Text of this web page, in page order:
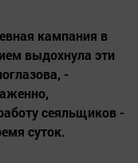
кампания в
выдохнула эти
-
сеяльщиков -
суток.